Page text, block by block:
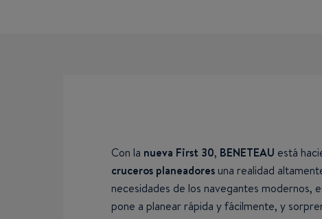
Con la nueva First 30, BENETEAU está
cruceros planeadores una realidad
necesidades de los navegantes modernos,
pone a planear rápida y fácilmente, y